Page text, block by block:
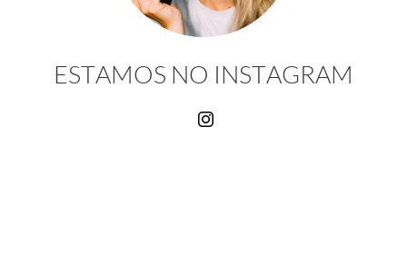
ESTAMOS NO INSTAGRAM